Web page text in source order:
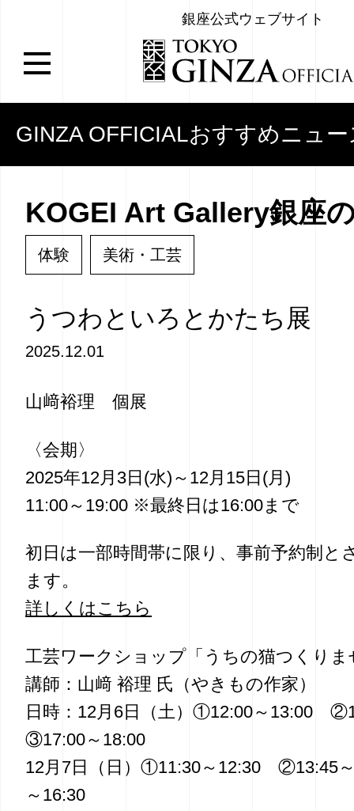
銀座公式ウェブサイト
GINZA OFFICIALおすすめニュー
KOGEI Art Gallery銀座
体験 美術・工芸
うつわといろとかたち展
2025.12.01
山﨑裕理 個展
〈会期〉
2025年12月3日(水)～12月15日(月)⁡
11:00～19:00 ※最終日は16:00まで
初日は一部時間帯に限り、事前予約制と
ます。
詳しくはこちら
工芸ワークショップ「うちの猫つくりま
講師：山﨑 裕理 氏（やきもの作家）
日時：12月6日（土）①12:00～13:00
③17:00～18:00
12月7日（日）①11:30～12:30 ②13:45
～16:30